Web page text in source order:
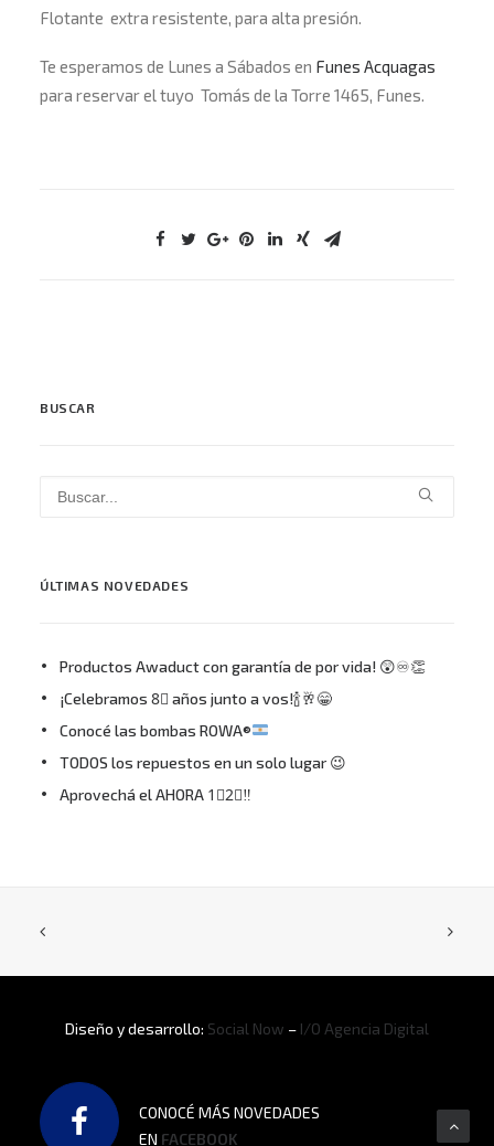
Flotante extra resistente, para alta presión.
Te esperamos de Lunes a Sábados en Funes Acquagas
para reservar el tuyo Tomás de la Torre 1465, Funes.
BUSCAR
ÚLTIMAS NOVEDADES
Productos Awaduct con garantía de por vida! 😲♾👏
¡Celebramos 8⃣ años junto a vos!🍾🥂😁
Conocé las bombas ROWA®
TODOS los repuestos en un solo lugar 😉
Aprovechá el AHORA 1⃣2⃣‼
Diseño y desarrollo: Social Now – I/O Agencia Digital
CONOCÉ MÁS NOVEDADES
EN FACEBOOK